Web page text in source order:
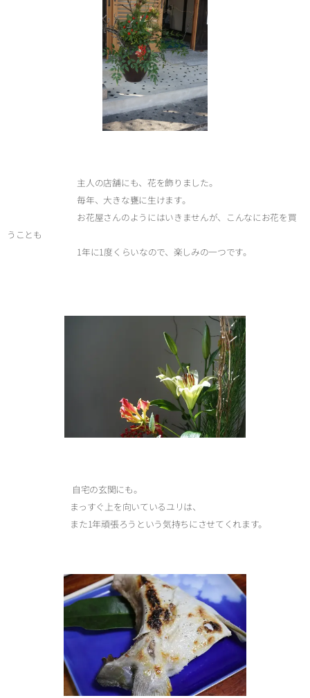
主人の店舗にも、花を飾りました。
毎年、大きな甕に生けます。
お花屋さんのようにはいきませんが、こんなにお花を買
うことも
1年に1度くらいなので、楽しみの一つです。
自宅の玄関にも。
まっすぐ上を向いているユリは、
また1年頑張ろうという気持ちにさせてくれます。